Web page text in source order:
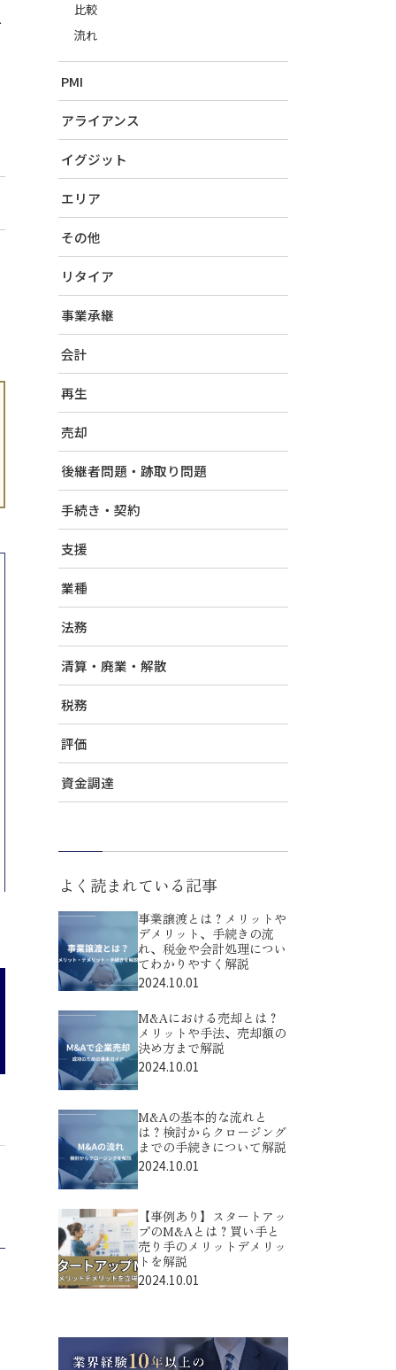
比較
流れ
PMI
アライアンス
イグジット
エリア
その他
リタイア
事業承継
会計
再生
売却
後継者問題・跡取り問題
手続き・契約
支援
業種
法務
清算・廃業・解散
税務
評価
資金調達
よく読まれている記事
事業譲渡とは？メリットや
デメリット、手続きの流
れ、税金や会計処理につい
てわかりやすく解説
2024.10.01
M&Aにおける売却とは？
メリットや手法、売却額の
決め方まで解説
2024.10.01
M&Aの基本的な流れと
は？検討からクロージング
までの手続きについて解説
2024.10.01
【事例あり】スタートアッ
プのM&Aとは？買い手と
売り手のメリットデメリッ
トを解説
2024.10.01